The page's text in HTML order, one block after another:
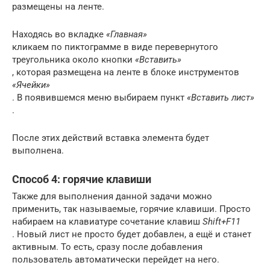
размещены на ленте.
Находясь во вкладке «Главная»
кликаем по пиктограмме в виде перевернутого
треугольника около кнопки «Вставить»
, которая размещена на ленте в блоке инструментов
«Ячейки»
. В появившемся меню выбираем пункт «Вставить лист»
.
После этих действий вставка элемента будет
выполнена.
Способ 4: горячие клавиши
Также для выполнения данной задачи можно
применить, так называемые, горячие клавиши. Просто
набираем на клавиатуре сочетание клавиш Shift+F11
. Новый лист не просто будет добавлен, а ещё и станет
активным. То есть, сразу после добавления
пользователь автоматически перейдет на него.